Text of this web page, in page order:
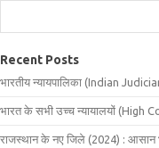
Recent Posts
भारतीय न्यायपालिका (Indian
भारत के सभी उच्च न्यायालयों (High
राजस्थान के नए जिले (2024) : आसान